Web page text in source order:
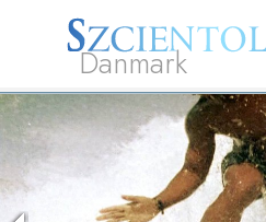
Danmark
Rólunk
Mi a
Szcientológia?